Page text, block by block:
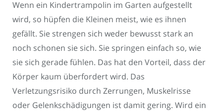
Wenn ein Kindertrampolin im Garten aufgestellt
wird, so hüpfen die Kleinen meist, wie es ihnen
gefällt. Sie strengen sich weder bewusst stark an
noch schonen sie sich. Sie springen einfach so, wie
sie sich gerade fühlen. Das hat den Vorteil, dass der
Körper kaum überfordert wird. Das
Verletzungsrisiko durch Zerrungen, Muskelrisse
oder Gelenkschädigungen ist damit gering. Wird ein